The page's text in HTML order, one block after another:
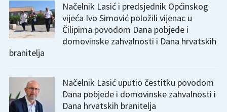
Načelnik Lasić i predsjednik Općinskog
vijeća Ivo Simović položili vijenac u
Čilipima povodom Dana pobjede i
domovinske zahvalnosti i Dana hrvatskih
branitelja
Načelnik Lasić uputio čestitku povodom
Dana pobjede i domovinske zahvalnosti i
Dana hrvatskih branitelja